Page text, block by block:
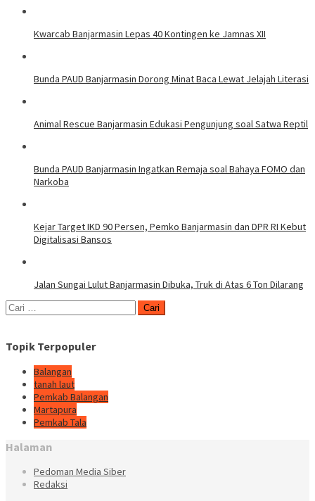
Kwarcab Banjarmasin Lepas 40 Kontingen ke Jamnas XII
Bunda PAUD Banjarmasin Dorong Minat Baca Lewat Jelajah Literasi
Animal Rescue Banjarmasin Edukasi Pengunjung soal Satwa Reptil
Bunda PAUD Banjarmasin Ingatkan Remaja soal Bahaya FOMO dan
Narkoba
Kejar Target IKD 90 Persen, Pemko Banjarmasin dan DPR RI Kebut
Digitalisasi Bansos
Jalan Sungai Lulut Banjarmasin Dibuka, Truk di Atas 6 Ton Dilarang
Cari
untuk:
Topik Terpopuler
Balangan
tanah laut
Pemkab Balangan
Martapura
Pemkab Tala
Halaman
Pedoman Media Siber
Redaksi